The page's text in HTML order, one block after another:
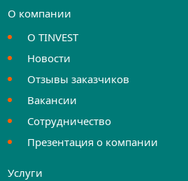
О компании
О TINVEST
Новости
Отзывы заказчиков
Вакансии
Сотрудничество
Презентация о компании
Услуги